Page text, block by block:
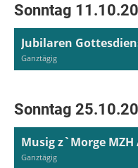
Sonntag
Ganztägig
Sonntag
Musig z`Morge
Ganztägig